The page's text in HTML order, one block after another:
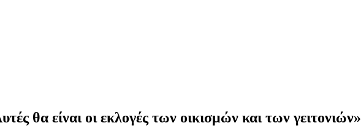
θα είναι οι εκλογές των οικισμών και των γειτονιών»